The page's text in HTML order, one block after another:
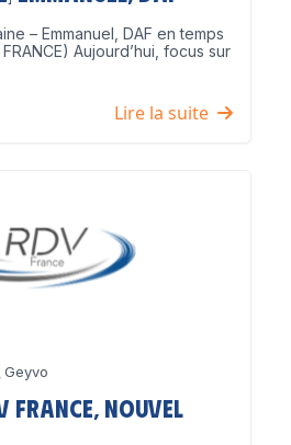
– Emmanuel, DAF en temps
Aujourd’hui, focus sur
Lire la suite
Geyvo
France, nouvel